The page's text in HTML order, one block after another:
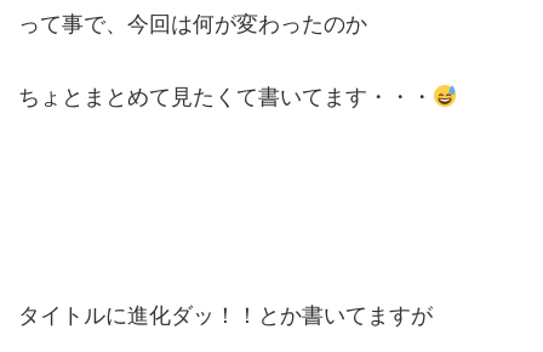
って事で、今回は何が変わったのか
ちょとまとめて見たくて書いてます・・・
タイトルに進化ダッ！！とか書いてますが